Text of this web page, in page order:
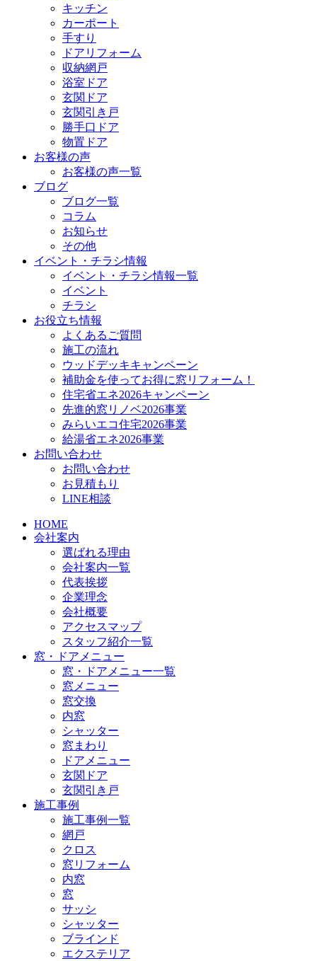
キッチン
カーポート
手すり
ドアリフォーム
収納網戸
浴室ドア
玄関ドア
玄関引き戸
勝手口ドア
物置ドア
お客様の声
お客様の声一覧
ブログ
ブログ一覧
コラム
お知らせ
その他
イベント・チラシ情報
イベント・チラシ情報一覧
イベント
チラシ
お役立ち情報
よくあるご質問
施工の流れ
ウッドデッキキャンペーン
補助金を使ってお得に窓リフォーム！
住宅省エネ2026キャンペーン
先進的窓リノベ2026事業
みらいエコ住宅2026事業
給湯省エネ2026事業
お問い合わせ
お問い合わせ
お見積もり
LINE相談
HOME
会社案内
選ばれる理由
会社案内一覧
代表挨拶
企業理念
会社概要
アクセスマップ
スタッフ紹介一覧
窓・ドアメニュー
窓・ドアメニュー一覧
窓メニュー
窓交換
内窓
シャッター
窓まわり
ドアメニュー
玄関ドア
玄関引き戸
施工事例
施工事例一覧
網戸
クロス
窓リフォーム
内窓
窓
サッシ
シャッター
ブラインド
エクステリア